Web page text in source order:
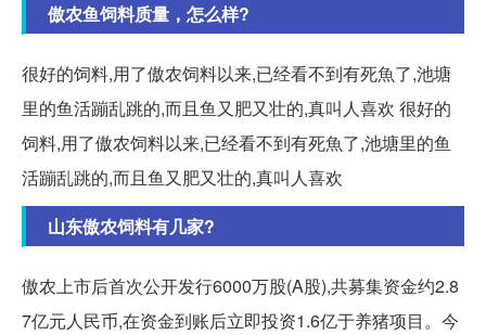
傲农鱼饲料质量，怎么样?
很好的饲料,用了傲农饲料以来,已经看不到有死魚了,池塘
里的鱼活蹦乱跳的,而且鱼又肥又壮的,真叫人喜欢 很好的
饲料,用了傲农饲料以来,已经看不到有死魚了,池塘里的鱼
活蹦乱跳的,而且鱼又肥又壮的,真叫人喜欢
山东傲农饲料有几家?
傲农上市后首次公开发行6000万股(A股),共募集资金约2.8
7亿元人民币,在资金到账后立即投资1.6亿于养猪项目。今